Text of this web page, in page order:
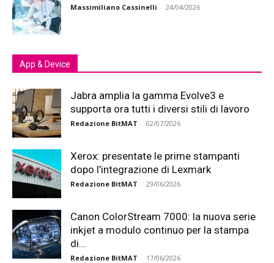
Massimiliano Cassinelli - 24/04/2026
App & Device
Jabra amplia la gamma Evolve3 e
supporta ora tutti i diversi stili di lavoro
Redazione BitMAT - 02/07/2026
Xerox: presentate le prime stampanti
dopo l’integrazione di Lexmark
Redazione BitMAT - 29/06/2026
Canon ColorStream 7000: la nuova serie
inkjet a modulo continuo per la stampa
di...
Redazione BitMAT - 17/06/2026